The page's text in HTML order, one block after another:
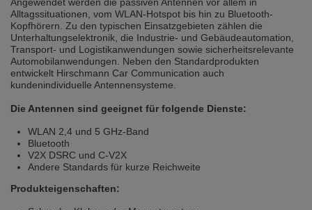
selected one. This website is also available in German. Would you like to
switch to the German version?
Switch to German version Stay on this version
Wir haben erkannt, dass ihr Browser eine andere Sprache als die derzeit
angezeigte bevorzugt. Diese Webseite ist auch auf Deutsch verfügbar.
Möchten Sie zur Deutschen Version wechseln?
Zur deutschen Version wechseln Auf dieser Version bleiben
We have detected, that your browser prefers another language than the
selected one. This website is also available in Czech. Would you like to
switch to the Czech version?
Switch to Czech version
Alltagssituationen, vom WLAN-Hotspot bis hin zu Bluetooth-
Kopfhörern. Zu den typischen Einsatzgebieten zählen die
Unterhaltungselektronik, die Industrie- und Gebäudeautomation,
Transport- und Logistikanwendungen sowie sicherheitsrelevante
Automobilanwendungen. Neben den Standardprodukten
entwickelt Hirschmann Car Communication auch
kundenindividuelle Antennensysteme.
Die Antennen sind geeignet für folgende Dienste:
WLAN 2,4 und 5 GHz-Band
Bluetooth
V2X DSRC und C-V2X
Andere Standards für kurze Reichweite
Produkteigenschaften: